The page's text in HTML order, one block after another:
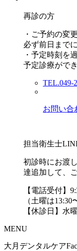
再診の方
・ご予約の変
必ず前日まで
・予定時刻を
予定診療がで
TEL.049-
お問い合
担当衛生士
初診時にお渡
達追加して、
【電話受付】
（土曜は13:30
【休診日】水
MENU
大月デンタルケア